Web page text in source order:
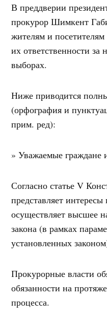
В преддверии
прокурор Шимкент
жителям и
их ответственности за
выборах.
Ниже приводится
(орфография и
прим. ред):
» Уважаемые граждане
Согласно статье V
представляет интересы
осуществляет высшее
закона (в рамках
установленных
Прокурорные власти
обязанности на
процесса.